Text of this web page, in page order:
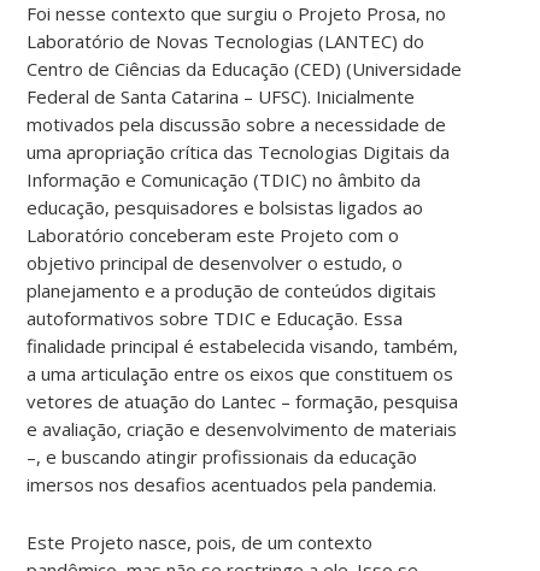
Foi nesse contexto que surgiu o Projeto Prosa, no
Laboratório de Novas Tecnologias (LANTEC) do
Centro de Ciências da Educação (CED) (Universidade
Federal de Santa Catarina – UFSC). Inicialmente
motivados pela discussão sobre a necessidade de
uma apropriação crítica das Tecnologias Digitais da
Informação e Comunicação (TDIC) no âmbito da
educação, pesquisadores e bolsistas ligados ao
Laboratório conceberam este Projeto com o
objetivo principal de desenvolver o estudo, o
planejamento e a produção de conteúdos digitais
autoformativos sobre TDIC e Educação. Essa
finalidade principal é estabelecida visando, também,
a uma articulação entre os eixos que constituem os
vetores de atuação do Lantec – formação, pesquisa
e avaliação, criação e desenvolvimento de materiais
–, e buscando atingir profissionais da educação
imersos nos desafios acentuados pela pandemia.
Este Projeto nasce, pois, de um contexto